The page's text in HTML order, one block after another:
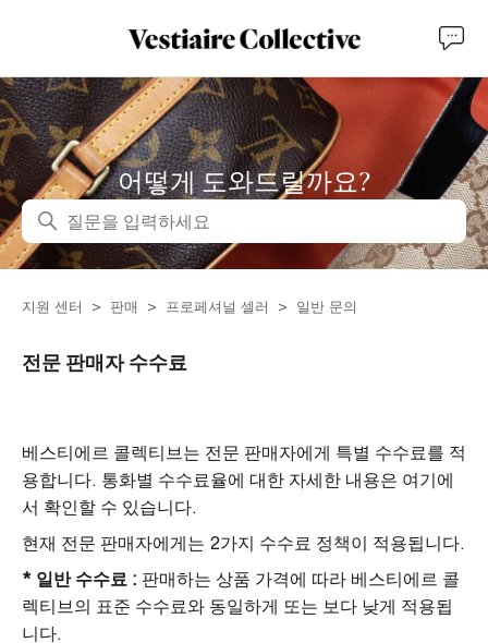
어떻게 도와드릴까요?
검색
지원 센터 판매 프로페셔널 셀러 일반 문의
전문 판매자 수수료
베스티에르 콜렉티브는 전문 판매자에게 특별 수수료를 적
용합니다. 통화별 수수료율에 대한 자세한 내용은 여기에
서 확인할 수 있습니다.
현재 전문 판매자에게는 2가지 수수료 정책이 적용됩니다.
* 일반 수수료 : 판매하는 상품 가격에 따라 베스티에르 콜
렉티브의 표준 수수료와 동일하게 또는 보다 낮게 적용됩
니다.